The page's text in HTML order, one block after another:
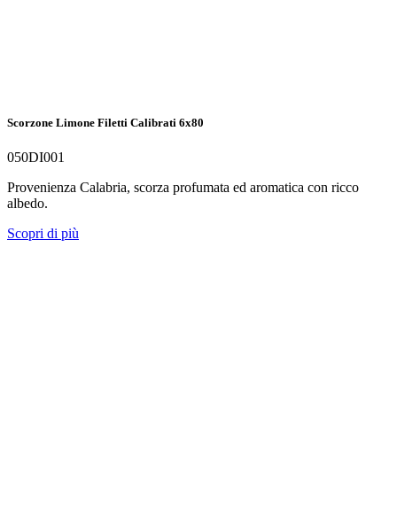
Scorzone Limone Filetti Calibrati 6x80
050DI001
Provenienza Calabria, scorza profumata ed aromatica con ricco
albedo.
Scopri di più